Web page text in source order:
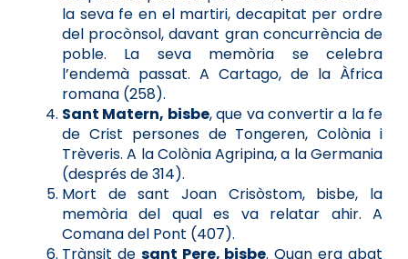
la seva fe en el martiri, decapitat per ordre
del procònsol, davant gran concurrència de
poble. La seva memòria se celebra
l’endemà passat. A Cartago, de la Àfrica
romana (258).
Sant Matern, bisbe, que va convertir a la fe
de Crist persones de Tongeren, Colònia i
Trèveris. A la Colònia Agripina, a la Germania
(després de 314).
Mort de sant Joan Crisòstom, bisbe, la
memòria del qual es va relatar ahir. A
Comana del Pont (407).
Trànsit de sant Pere, bisbe. Quan era abat